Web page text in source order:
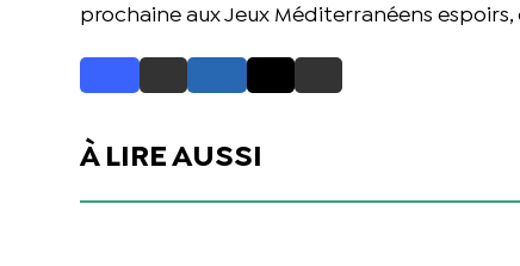
prochaine aux Jeux Méditerranéens
À LIRE AUSSI